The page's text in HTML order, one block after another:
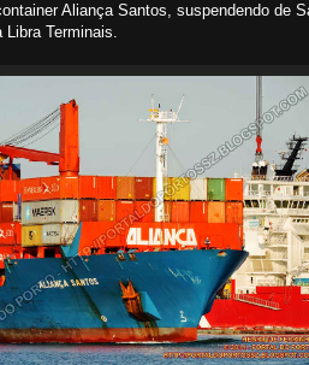
Aliança Santos, suspendendo de
Libra Terminais.